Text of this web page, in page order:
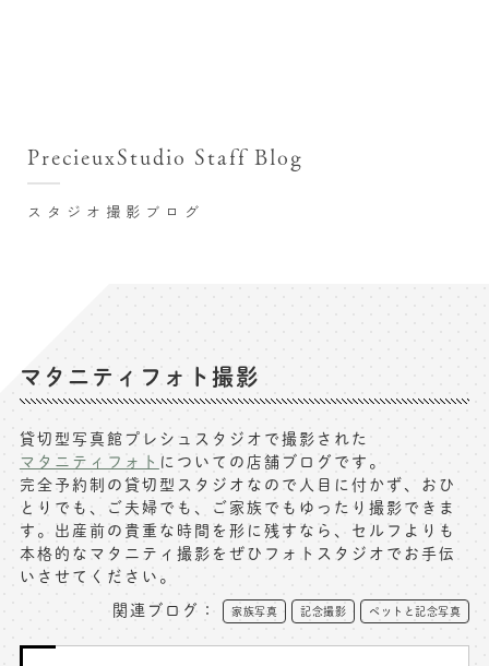
七五三お参り用着物レンタル
お宮参り写真撮影
ハーフバースデー撮影
卒業袴･卒業写真撮影
入園入学･卒園卒業記念撮影
ハーフ成人式･10歳の祝い記念撮影
家族写真･記念写真撮影
ペット写真撮影
初節句記念写真撮影
フレンド記念撮影
記念撮影コラム
よくある質問
写真商品一覧
お祝いギフトカード
出張撮影(鎌倉)
スタジオ撮影ブログ
PrecieuxStudio Staff Blog
マタニティフォト撮影
貸切型写真館プレシュスタジオで撮影された
マタニティフォト についての店舗ブログです。
完全予約制の貸切型スタジオなので人目に付かず、おひ
とりでも、ご夫婦でも、ご家族でもゆったり撮影できま
す。出産前の貴重な時間を形に残すなら、セルフよりも
本格的な マタニティ撮影 をぜひフォトスタジオでお手伝
いさせてください。
関連ブログ：
家族写真 記念撮影 ペットと記念写真